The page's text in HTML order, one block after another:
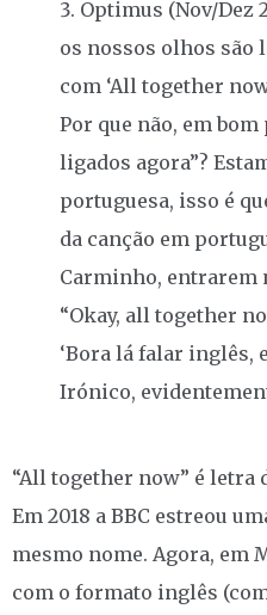
Optimus (Nov/Dez
os nossos olhos
com ‘All together
Por que não, em
ligados agora”?
portuguesa, isso é
da canção em
Carminho, entrarem
“Okay, all together
‘Bora lá falar inglês,
Irónico,
“All together now” é letra
Em 2018 a BBC estreou
mesmo nome. Agora, em
com o formato inglês